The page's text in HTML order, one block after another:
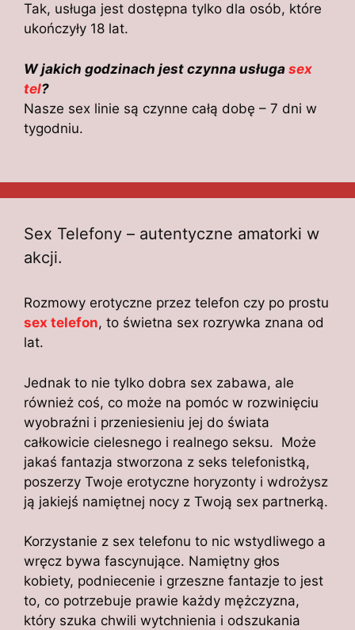
Tak, usługa jest dostępna tylko dla osób, które
ukończyły 18 lat.
W jakich godzinach jest czynna usługa sex
tel?
Nasze sex linie są czynne całą dobę – 7 dni w
tygodniu.
Sex Telefony – autentyczne amatorki w
akcji.
Rozmowy erotyczne przez telefon czy po prostu
sex telefon, to świetna sex rozrywka znana od
lat.
Jednak to nie tylko dobra sex zabawa, ale
również coś, co może na pomóc w rozwinięciu
wyobraźni i przeniesieniu jej do świata
całkowicie cielesnego i realnego seksu. Może
jakaś fantazja stworzona z seks telefonistką,
poszerzy Twoje erotyczne horyzonty i wdrożysz
ją jakiejś namiętnej nocy z Twoją sex partnerką.
Korzystanie z sex telefonu to nic wstydliwego a
wręcz bywa fascynujące. Namiętny głos
kobiety, podniecenie i grzeszne fantazje to jest
to, co potrzebuje prawie każdy mężczyzna,
który szuka chwili wytchnienia i odszukania